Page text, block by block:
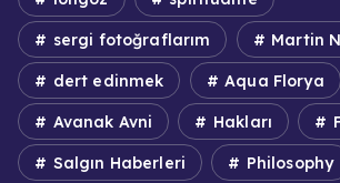
sergi fotoğraflarım Martin
dert edinmek Aqua Florya
Avanak Avni Hakları
Salgın Haberleri Philosophy